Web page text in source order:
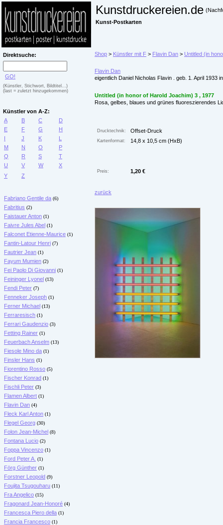
Kunstdruckereien.de
Kunst-Postkarten
Direktsuche:
GO!
(Künstler, Stichwort, Bildtitel...)
(last = zuletzt hinzugekommen)
Künstler von A-Z:
A
B C
D
E
F G
H
I
J K
L
M
N O
P
Q
R S
T
U
V W
X
Y
Z
Fabriano Gentile da (6)
Fabritius (2)
Faistauer Anton (1)
Faivre Jules Abel (1)
Falconet Etienne-Maurice (1)
Fantin-Latour Henri (7)
Fautrier Jean (1)
Fayum Mumien (2)
Fei Paolo Di Giovanni (1)
Feininger Lyonel (13)
Fendi Peter (7)
Fenneker Joseph (1)
Ferner Michael (13)
Ferraresisch (1)
Ferrari Gaudenzio (3)
Fetting Rainer (1)
Feuerbach Anselm (13)
Fiesole Mino da (1)
Finsler Hans (1)
Fiorentino Rosso (5)
Fischer Konrad (1)
Fischli Peter (3)
Flamen Albert (1)
Flavin Dan (4)
Fleck Karl Anton (1)
Flegel Georg (30)
Folon Jean-Michel (8)
Fontana Lucio (2)
Foppa Vincenzo (1)
Ford Peter A. (1)
Förg Günther (1)
Forstner Leopold (9)
Foujita Tsugouharu (11)
Fra Angelico (15)
Fragonard Jean-Honoré (4)
Francesca Piero della (1)
Francia Francesco (1)
Shop > Künstler mit F > Flavin Dan > Untitled (in
Flavin Dan
eigentlich Daniel Nicholas Flavin . geb. 1. April
Untitled (in honor of Harold Joachim) 3 , 1977
Rosa, gelbes, blaues und grünes fluoreszierendes
Drucktechnik: Offset-Druck
Kartenformat: 14,8 x 10,5 cm (HxB)
Preis: 1,20 €
zurück